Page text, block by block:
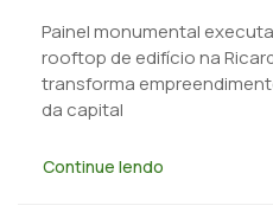
Painel monumental
rooftop de edifício na
transforma
da capital
Continue lendo